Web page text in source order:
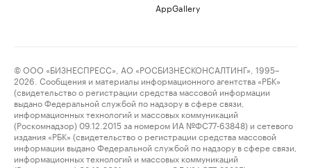
AppGallery
© ООО «БИЗНЕСПРЕСС», АО «РОСБИЗНЕСКОНСАЛТИНГ», 1995–
2026. Сообщения и материалы информационного агентства «РБК»
(свидетельство о регистрации средства массовой информации
выдано Федеральной службой по надзору в сфере связи,
информационных технологий и массовых коммуникаций
(Роскомнадзор) 09.12.2015 за номером ИА №ФС77-63848) и сетевого
издания «РБК» (свидетельство о регистрации средства массовой
информации выдано Федеральной службой по надзору в сфере связи,
информационных технологий и массовых коммуникаций